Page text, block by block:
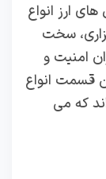
ارز انواع
دسته نرم افزاری، سخت
امنیت و
قسمت انواع
که می